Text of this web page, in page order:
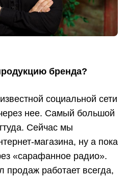
бренда?
социальной сети
нее. Самый большой
Сейчас мы
магазина, ну а пока
«сарафанное радио».
продаж работает всегда,